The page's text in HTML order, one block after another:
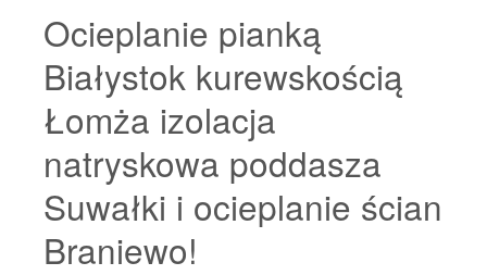
Ocieplanie pianką
Białystok kurewskością
Łomża izolacja
natryskowa poddasza
Suwałki i ocieplanie ścian
Braniewo!